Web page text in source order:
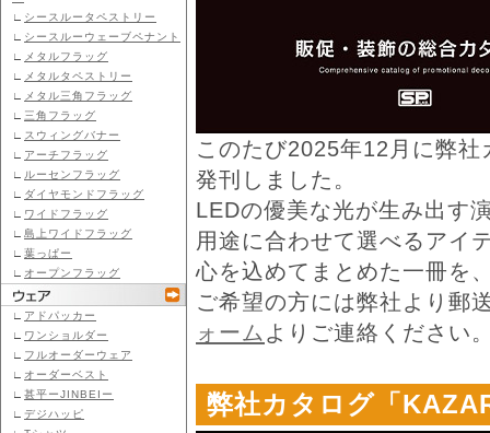
∟ シースルータペストリー
∟ シースルーウェーブペナント
∟
メタルフラッグ
∟
メタルタペストリー
∟
メタル三角フラッグ
∟ 三角フラッグ
∟ スウィングバナー
∟ アーチフラッグ
∟ ルーセンフラッグ
∟ ダイヤモンドフラッグ
∟ ワイドフラッグ
∟ 島上ワイドフラッグ
∟ 葉っぱー
∟ オープンフラッグ
∟ アドパッカー
∟ ワンショルダー
∟ フルオーダーウェア
∟ オーダーベスト
∟ 甚平ーJINBEIー
∟ デジハッピ
このたび2025年12月に弊
発刊しました。
LEDの優美な光が生み出す
用途に合わせて選べるアイ
心を込めてまとめた一冊を
ご希望の方には弊社より郵
ォーム よりご連絡ください
弊社カタログ「